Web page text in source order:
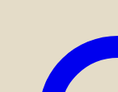
produktsidan